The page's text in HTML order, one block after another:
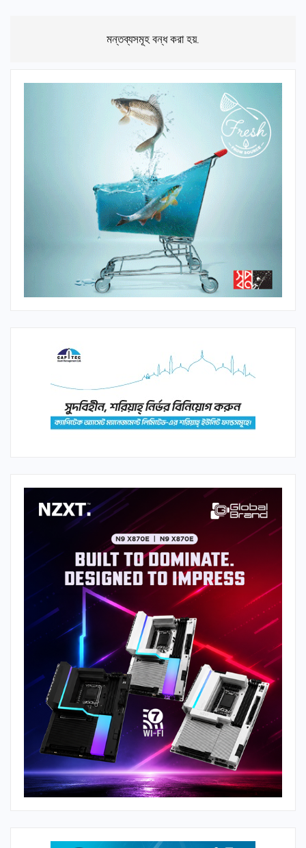
মন্তব্যসমূহ বন্ধ করা হয়.